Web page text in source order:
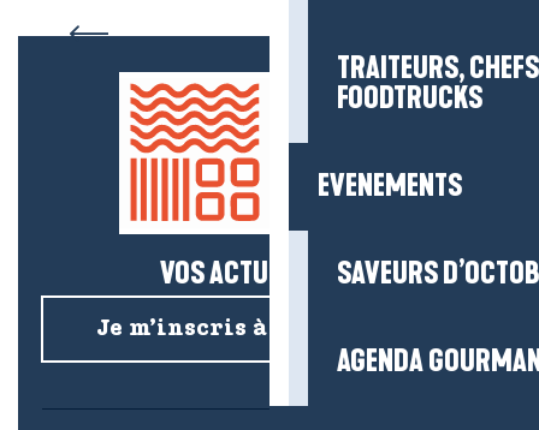
TRAITEURS,
FOODTRUCKS
EVENEMENTS
SAVEURS
AGENDA
VOS ACTUS SALÉES !
Je m’inscris à la newsletter